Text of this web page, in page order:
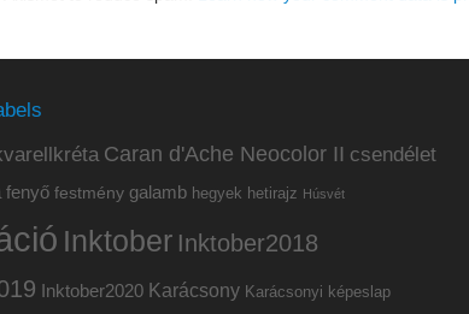
Caran d'Ache Neocolor II csendélet
fenyő festmény galamb hegyek hetirajz Húsvét
Inktober Inktober2018
Inktober2020 Karácsony Karácsonyi képeslap